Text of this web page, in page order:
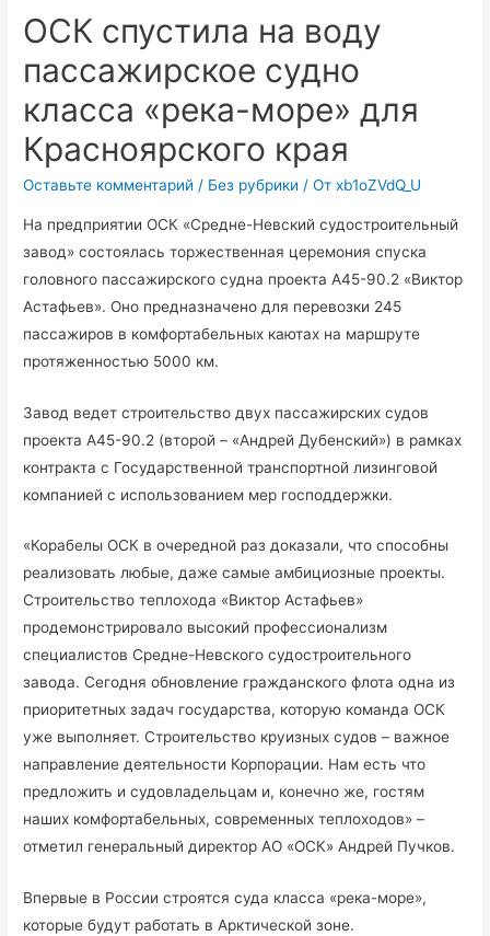
ОСК спустила на воду
пассажирское судно
класса «река-море» для
Красноярского края
Оставьте комментарий / Без рубрики / От xb1oZVdQ_U
На предприятии ОСК «Средне-Невский судостроительный
завод» состоялась торжественная церемония спуска
головного пассажирского судна проекта А45-90.2 «Виктор
Астафьев». Оно предназначено для перевозки 245
пассажиров в комфортабельных каютах на маршруте
протяженностью 5000 км.
Завод ведет строительство двух пассажирских судов
проекта А45-90.2 (второй – «Андрей Дубенский») в рамках
контракта с Государственной транспортной лизинговой
компанией с использованием мер господдержки.
«Корабелы ОСК в очередной раз доказали, что способны
реализовать любые, даже самые амбициозные проекты.
Строительство теплохода «Виктор Астафьев»
продемонстрировало высокий профессионализм
специалистов Средне-Невского судостроительного
завода. Сегодня обновление гражданского флота одна из
приоритетных задач государства, которую команда ОСК
уже выполняет. Строительство круизных судов – важное
направление деятельности Корпорации. Нам есть что
предложить и судовладельцам и, конечно же, гостям
наших комфортабельных, современных теплоходов» –
отметил генеральный директор АО «ОСК» Андрей Пучков.
Впервые в России строятся суда класса «река-море»,
которые будут работать в Арктической зоне.